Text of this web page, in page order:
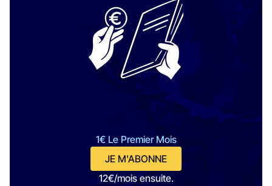
1€ Le Premier Mois
JE M'ABONNE
12€/mois ensuite.